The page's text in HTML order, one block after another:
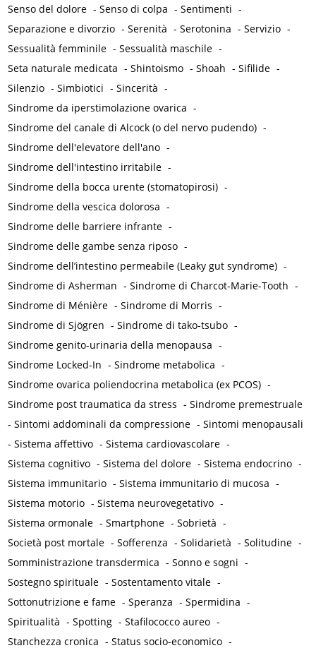
Senso del dolore -Senso di colpa -Sentimenti -
Separazione e divorzio -Serenità -Serotonina -Servizio -
Sessualità femminile -Sessualità maschile -
Seta naturale medicata -Shintoismo -Shoah -Sifilide -
Silenzio -Simbiotici -Sincerità -
Sindrome da iperstimolazione ovarica -
Sindrome del canale di Alcock (o del nervo pudendo) -
Sindrome dell'elevatore dell'ano -
Sindrome dell'intestino irritabile -
Sindrome della bocca urente (stomatopirosi) -
Sindrome della vescica dolorosa -
Sindrome delle barriere infrante -
Sindrome delle gambe senza riposo -
Sindrome dell’intestino permeabile (Leaky gut syndrome) -
Sindrome di Asherman -Sindrome di Charcot-Marie-Tooth -
Sindrome di Ménière -Sindrome di Morris -
Sindrome di Sjögren -Sindrome di tako-tsubo -
Sindrome genito-urinaria della menopausa -
Sindrome Locked-In -Sindrome metabolica -
Sindrome ovarica poliendocrina metabolica (ex PCOS) -
Sindrome post traumatica da stress -Sindrome premestruale
-Sintomi addominali da compressione -Sintomi menopausali
-Sistema affettivo -Sistema cardiovascolare -
Sistema cognitivo -Sistema del dolore -Sistema endocrino -
Sistema immunitario -Sistema immunitario di mucosa -
Sistema motorio -Sistema neurovegetativo -
Sistema ormonale -Smartphone -Sobrietà -
Società post mortale -Sofferenza -Solidarietà -Solitudine -
Somministrazione transdermica -Sonno e sogni -
Sostegno spirituale -Sostentamento vitale -
Sottonutrizione e fame -Speranza -Spermidina -
Spiritualità -Spotting -Stafilococco aureo -
Stanchezza cronica -Status socio-economico -